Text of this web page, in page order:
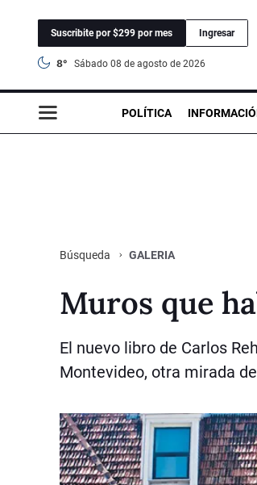
Suscribite por $299 por mes Ingresar
8° sábado 08 de agosto de 2026
POLÍTICA
Búsqueda GALERIA
Muros que
El nuevo libro de Carlos
Montevideo, otra mirada